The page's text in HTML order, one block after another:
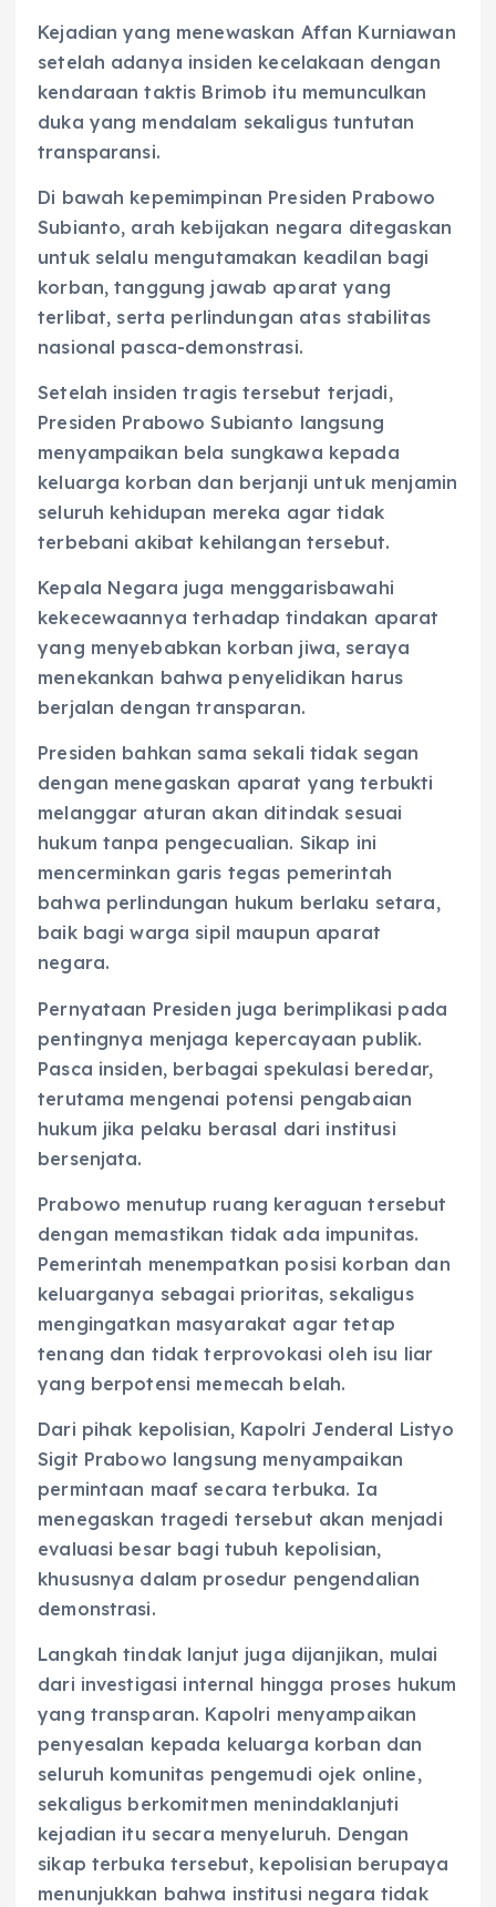
Kejadian yang menewaskan Affan Kurniawan
setelah adanya insiden kecelakaan dengan
kendaraan taktis Brimob itu memunculkan
duka yang mendalam sekaligus tuntutan
transparansi.
Di bawah kepemimpinan Presiden Prabowo
Subianto, arah kebijakan negara ditegaskan
untuk selalu mengutamakan keadilan bagi
korban, tanggung jawab aparat yang
terlibat, serta perlindungan atas stabilitas
nasional pasca-demonstrasi.
Setelah insiden tragis tersebut terjadi,
Presiden Prabowo Subianto langsung
menyampaikan bela sungkawa kepada
keluarga korban dan berjanji untuk menjamin
seluruh kehidupan mereka agar tidak
terbebani akibat kehilangan tersebut.
Kepala Negara juga menggarisbawahi
kekecewaannya terhadap tindakan aparat
yang menyebabkan korban jiwa, seraya
menekankan bahwa penyelidikan harus
berjalan dengan transparan.
Presiden bahkan sama sekali tidak segan
dengan menegaskan aparat yang terbukti
melanggar aturan akan ditindak sesuai
hukum tanpa pengecualian. Sikap ini
mencerminkan garis tegas pemerintah
bahwa perlindungan hukum berlaku setara,
baik bagi warga sipil maupun aparat
negara.
Pernyataan Presiden juga berimplikasi pada
pentingnya menjaga kepercayaan publik.
Pasca insiden, berbagai spekulasi beredar,
terutama mengenai potensi pengabaian
hukum jika pelaku berasal dari institusi
bersenjata.
Prabowo menutup ruang keraguan tersebut
dengan memastikan tidak ada impunitas.
Pemerintah menempatkan posisi korban dan
keluarganya sebagai prioritas, sekaligus
mengingatkan masyarakat agar tetap
tenang dan tidak terprovokasi oleh isu liar
yang berpotensi memecah belah.
Dari pihak kepolisian, Kapolri Jenderal Listyo
Sigit Prabowo langsung menyampaikan
permintaan maaf secara terbuka. Ia
menegaskan tragedi tersebut akan menjadi
evaluasi besar bagi tubuh kepolisian,
khususnya dalam prosedur pengendalian
demonstrasi.
Langkah tindak lanjut juga dijanjikan, mulai
dari investigasi internal hingga proses hukum
yang transparan. Kapolri menyampaikan
penyesalan kepada keluarga korban dan
seluruh komunitas pengemudi ojek online,
sekaligus berkomitmen menindaklanjuti
kejadian itu secara menyeluruh. Dengan
sikap terbuka tersebut, kepolisian berupaya
menunjukkan bahwa institusi negara tidak